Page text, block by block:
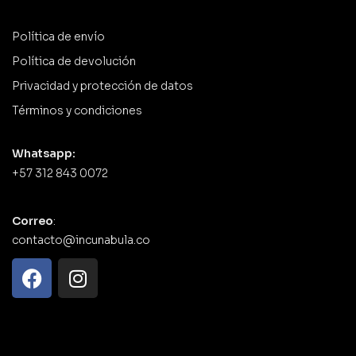
Política de envío
Política de devolución
Privacidad y protección de datos
Términos y condiciones
Whatsapp:
+57 312 843 0072
Correo:
contacto@incunabula.co